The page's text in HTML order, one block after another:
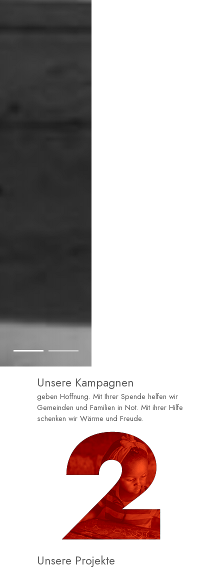
Unsere Kampagnen
geben Hoffnung. Mit Ihrer Spende helfen wir
Gemeinden und Familien in Not. Mit ihrer Hilfe
schenken wir Wärme und Freude.
Unsere Projekte